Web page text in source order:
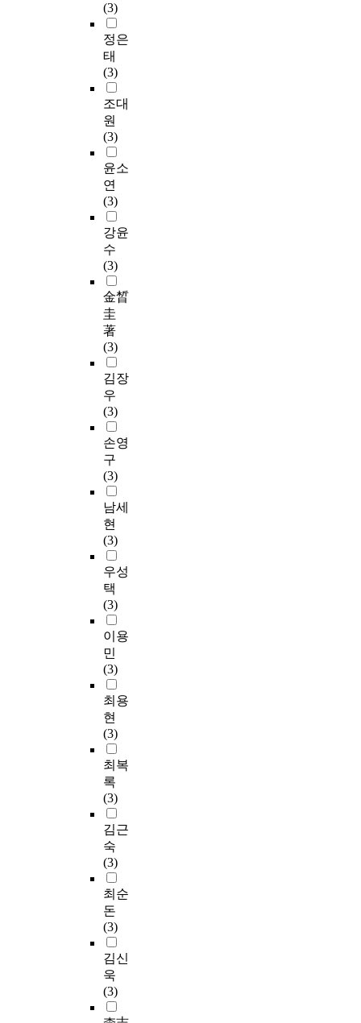
(3)
정은
태
(3)
조대
원
(3)
윤소
연
(3)
강윤
수
(3)
金晳
圭
著
(3)
김장
우
(3)
손영
구
(3)
남세
현
(3)
우성
택
(3)
이용
민
(3)
최용
현
(3)
최복
록
(3)
김근
숙
(3)
최순
돈
(3)
김신
욱
(3)